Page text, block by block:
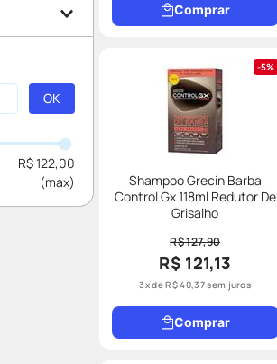
R$ 122,00
Comprar
5%
Shampoo Grecin Barba
Control Gx 118ml Redutor De
Grisalho
R$ 127,90
R$ 121,13
3x deR$40,37sem juros
Comprar